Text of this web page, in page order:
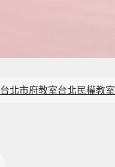
台北市府教室台北民權教室